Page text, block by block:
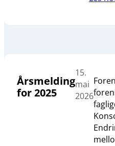
Årsmelding
for 2025
15.
mai
2026